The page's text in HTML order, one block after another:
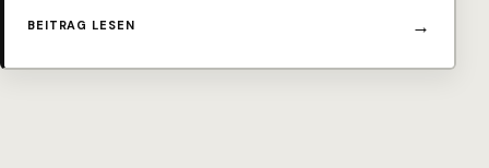
BEITRAG LESEN